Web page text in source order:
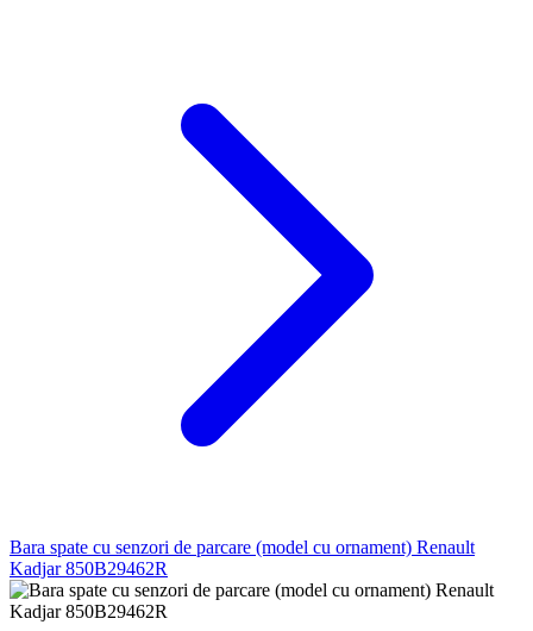
Bara spate cu senzori de parcare (model cu ornament) Renault
Kadjar 850B29462R